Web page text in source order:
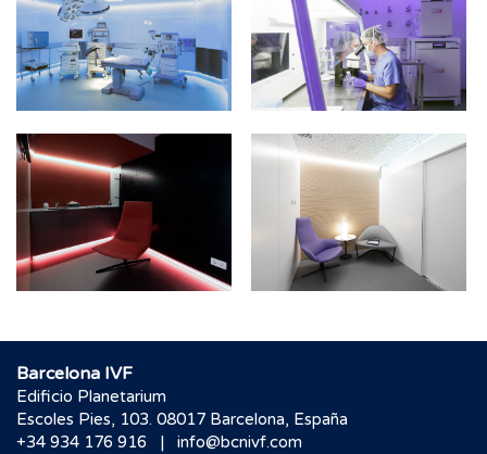
Barcelona IVF
Edificio Planetarium
Escoles Pies, 103. 08017 Barcelona, España
+34 934 176 916
| info@bcnivf.com